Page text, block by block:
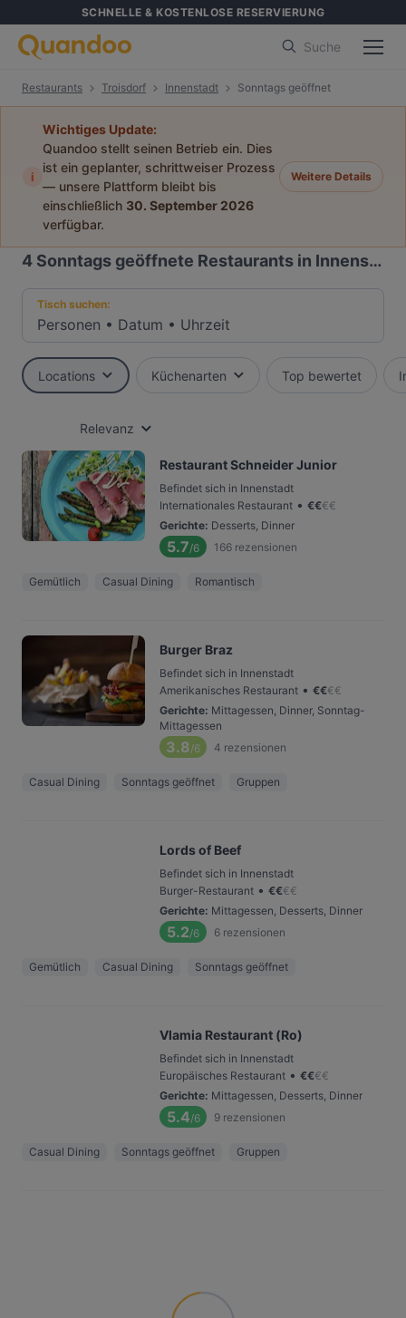
SCHNELLE & KOSTENLOSE RESERVIERUNG
Suche
Restaurants Troisdorf Innenstadt Sonntags geöffnet
i
Wichtiges Update:
Quandoo stellt seinen Betrieb ein. Dies
ist ein geplanter, schrittweiser Prozess
— unsere Plattform bleibt bis
einschließlich 30. September 2026
verfügbar.
Weitere Details
4 Sonntags geöffnete Restaurants in Innenstadt, Troisdorf
Tisch suchen:
Personen • Datum • Uhrzeit
Locations Küchenarten Top bewertet
Relevanz
Restaurant Schneider Junior
Befindet sich in Innenstadt
Internationales Restaurant • €€€€
Gerichte: Desserts, Dinner
5.7/6 166 rezensionen
Gemütlich Casual Dining Romantisch
Burger Braz
Befindet sich in Innenstadt
Amerikanisches Restaurant • €€€€
Gerichte: Mittagessen, Dinner, Sonntag-
Mittagessen
3.8/6 4 rezensionen
Casual Dining Sonntags geöffnet Gruppen
Lords of Beef
Befindet sich in Innenstadt
Burger-Restaurant • €€€€
Gerichte: Mittagessen, Desserts, Dinner
5.2/6 6 rezensionen
Gemütlich Casual Dining Sonntags geöffnet
Vlamia Restaurant (Ro)
Befindet sich in Innenstadt
Europäisches Restaurant • €€€€
Gerichte: Mittagessen, Desserts, Dinner
5.4/6 9 rezensionen
Casual Dining Sonntags geöffnet Gruppen